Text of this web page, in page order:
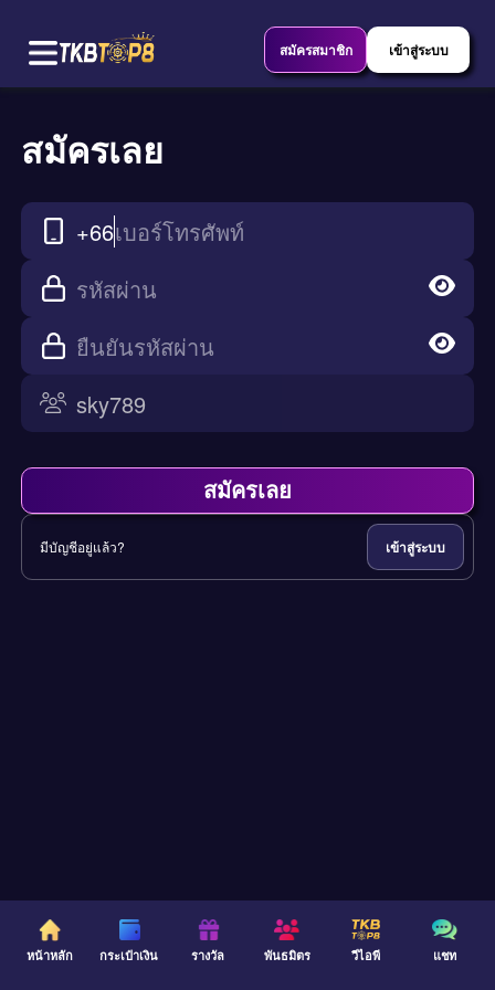
สมัครสมาชิก เข้าสู่ระบบ
สมัครเลย
+66เบอร์โทรศัพท์
รหัสผ่าน
ยืนยันรหัสผ่าน
สมัครเลย
มีบัญชีอยู่แล้ว? เข้าสู่ระบบ
หน้าหลัก กระเป๋าเงิน รางวัล พันธมิตร วีไอพี แชท